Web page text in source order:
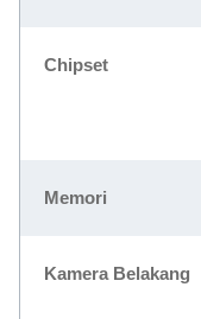
Chipset
Memori
Kamera Belakang